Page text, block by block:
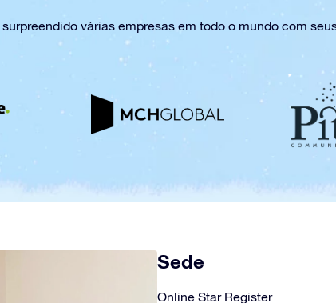
várias empresas em todo o mundo com
Sede
Online Star Register